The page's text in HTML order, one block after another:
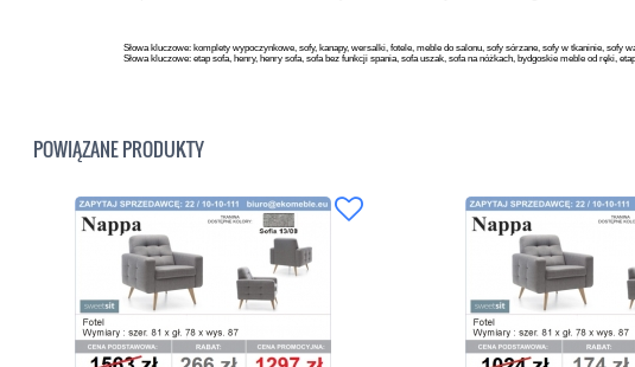
Słowa kluczowe: komplety wypoczynkowe, sofy, kanapy, wersalki, fotele, meble do salonu, sofy sórzane, sofy w tkaninie,
Słowa kluczowe: etap sofa, henry, henry sofa, sofa bez funkcji spania, sofa uszak, sofa na nóżkach, bydgoskie meble od ręki,
POWIĄZANE PRODUKTY